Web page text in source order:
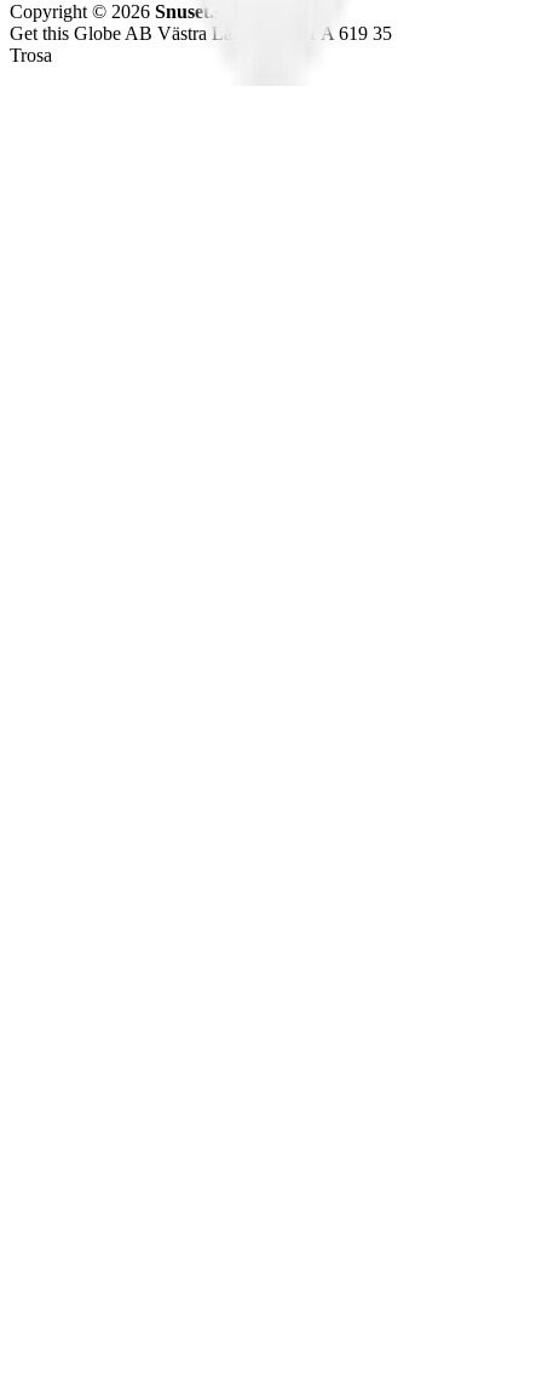
Copyright © 2026 Snuset.se
Get this Globe AB Västra Långgatan 41 A 619 35
Trosa